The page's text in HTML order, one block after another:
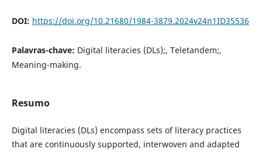
DOI: https://doi.org/10.21680/1984-3879.2024v24n1ID35536
Palavras-chave: Digital literacies (DLs);, Teletandem;,
Meaning-making.
Resumo
Digital literacies (DLs) encompass sets of literacy practices
that are continuously supported, interwoven and adapted